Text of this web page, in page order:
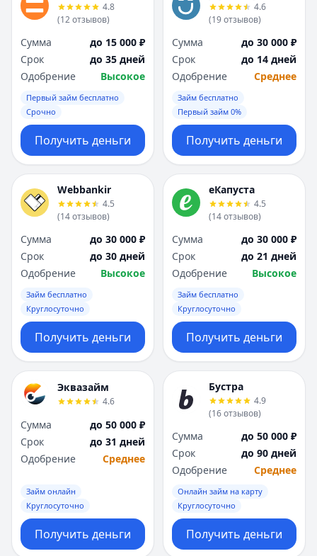
4.8
(12отзывов)
Сумма
до 15 000 ₽
Срок
до 35 дней
Одобрение
Высокое
Первый займ бесплатно
Срочно
Получить деньги
4.6
(19отзывов)
Сумма
до 30 000 ₽
Срок
до 14 дней
Одобрение
Среднее
Займ бесплатно
Первый займ 0%
Получить деньги
Webbankir
4.5
(14отзывов)
Сумма
до 30 000 ₽
Срок
до 30 дней
Одобрение
Высокое
Займ бесплатно
Круглосуточно
Получить деньги
еКапуста
4.5
(14отзывов)
Сумма
до 30 000 ₽
Срок
до 21 дней
Одобрение
Высокое
Займ бесплатно
Круглосуточно
Получить деньги
Эквазайм
4.6
Сумма
до 50 000 ₽
Срок
до 31 дней
Одобрение
Среднее
Займ онлайн
Круглосуточно
Получить деньги
Бустра
4.9
(16отзывов)
Сумма
до 50 000 ₽
Срок
до 90 дней
Одобрение
Среднее
Онлайн займ на карту
Круглосуточно
Получить деньги